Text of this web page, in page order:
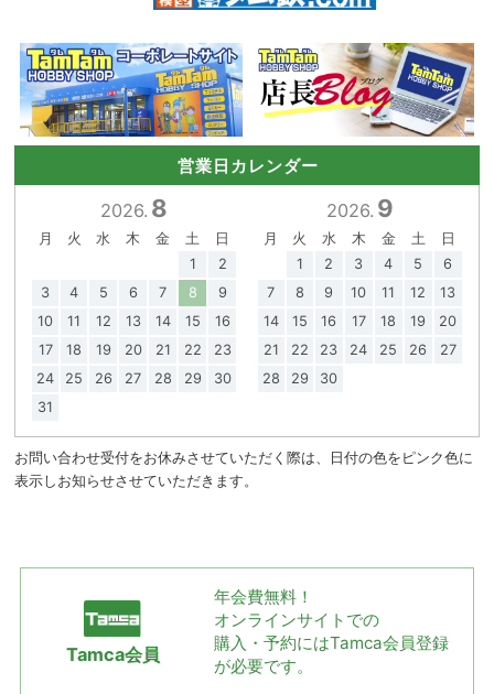
営業日カレンダー
2026. 8
月 火 水 木 金 土
日
1
2
3
4 5 6 7 8
9
10
11 12 13 14 15
16
17
18 19 20 21 22
23
24
25 26 27 28 29
30
31
2026. 9
月 火 水 木 金 土
日
1
2 3 4 5
6
7
8 9 10 11 12
13
14
15 16 17 18 19
20
21
22 23 24 25 26
27
28
29 30
お問い合わせ受付をお休みさせていただく際は、日付の色をピンク色に
表示しお知らせさせていただきます。
Tamca会員
年会費無料！
オンラインサイトでの
購入・予約にはTamca会員登録
が必要です。